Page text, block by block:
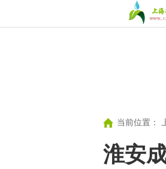
当前位置：
淮安